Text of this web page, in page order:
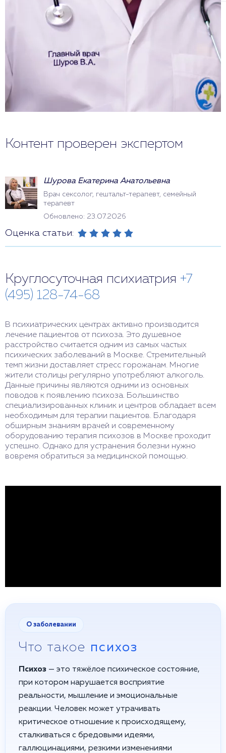
Контент проверен экспертом
Шурова Екатерина Анатольевна
Врач сексолог, гештальт-терапевт, семейный
терапевт
Обновлено: 23.07.2026
Оценка статьи:
Круглосуточная психиатрия +7
(495) 128-74-68
В психиатрических центрах активно производится
лечение пациентов от психоза. Это душевное
расстройство считается одним из самых частых
психических заболеваний в Москве. Стремительный
темп жизни доставляет стресс горожанам. Многие
жители столицы регулярно употребляют алкоголь.
Данные причины являются одними из основных
поводов к появлению психоза. Большинство
специализированных клиник и центров обладает всем
необходимым для терапии пациентов. Благодаря
обширным знаниям врачей и современному
оборудованию терапия психозов в Москве проходит
успешно. Однако для устранения болезни нужно
вовремя обратиться за медицинской помощью.
О заболевании
Что такое психоз
Психоз — это тяжёлое психическое состояние,
при котором нарушается восприятие
реальности, мышление и эмоциональные
реакции. Человек может утрачивать
критическое отношение к происходящему,
сталкиваться с бредовыми идеями,
галлюцинациями, резкими изменениями